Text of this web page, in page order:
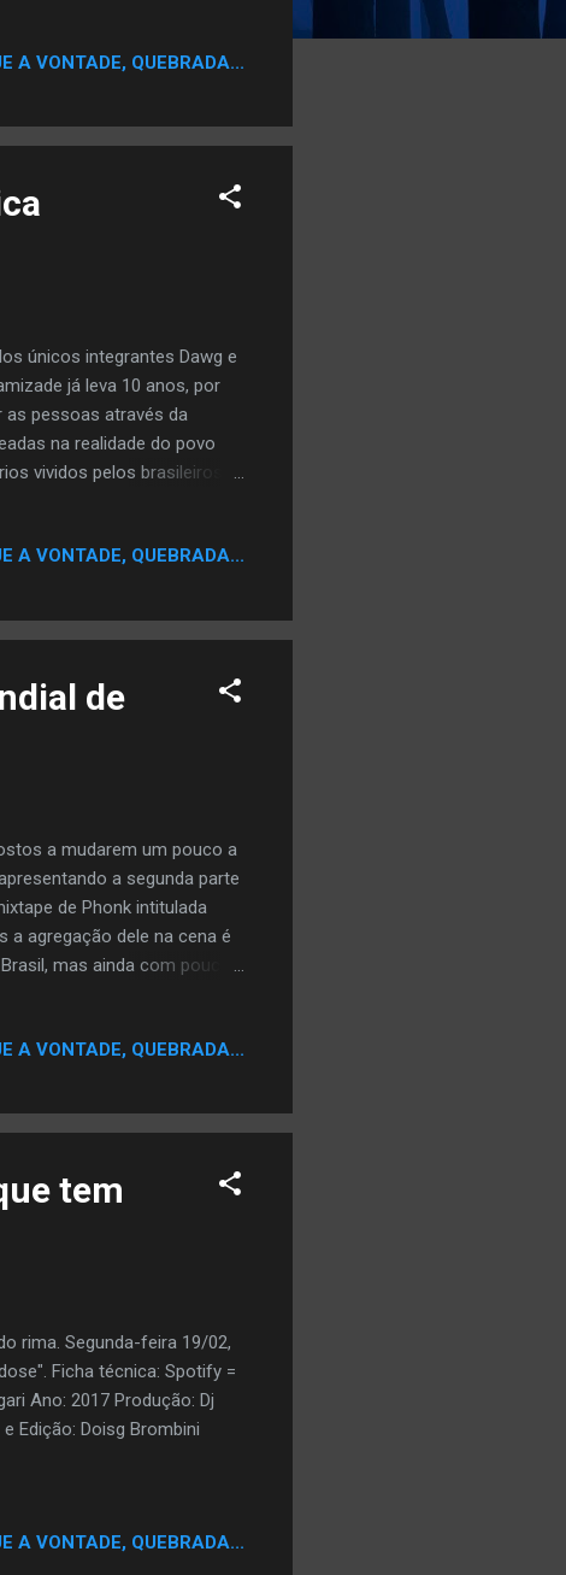
foram gravados. “Mais do
mais viva a história do
A VONTADE, QUEBRADA...
únicos integrantes Dawg e
já leva 10 anos, por
as pessoas através da
na realidade do povo
vividos pelos brasileiros
A VONTADE, QUEBRADA...
de
a mudarem um pouco a
a segunda parte
de Phonk intitulada
a agregação dele na cena é
mas ainda com pouco
do Brasil, Belgica,
A VONTADE, QUEBRADA...
tem
rima. Segunda-feira 19/02,
Ficha técnica: Spotify =
Ano: 2017 Produção: Dj
Edição: Doisg Brombini
A VONTADE, QUEBRADA...